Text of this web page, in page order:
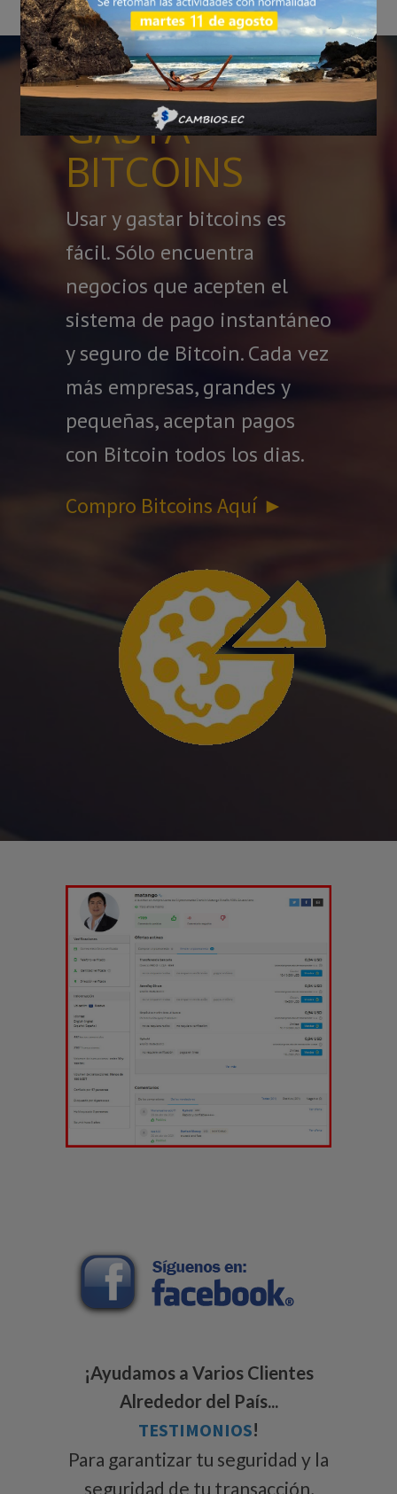
GASTA
BITCOINS
Usar y gastar bitcoins es
fácil. Sólo encuentra
negocios que acepten el
sistema de pago instantáneo
y seguro de Bitcoin. Cada vez
más empresas, grandes y
pequeñas, aceptan pagos
con Bitcoin todos los dias.
Compro Bitcoins Aquí ►
¡Ayudamos a Varios Clientes
Alrededor del País...
TESTIMONIOS!
Para garantizar tu seguridad y la
seguridad de tu transacción,